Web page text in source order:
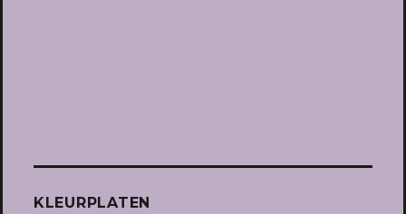
KLEURPLATEN